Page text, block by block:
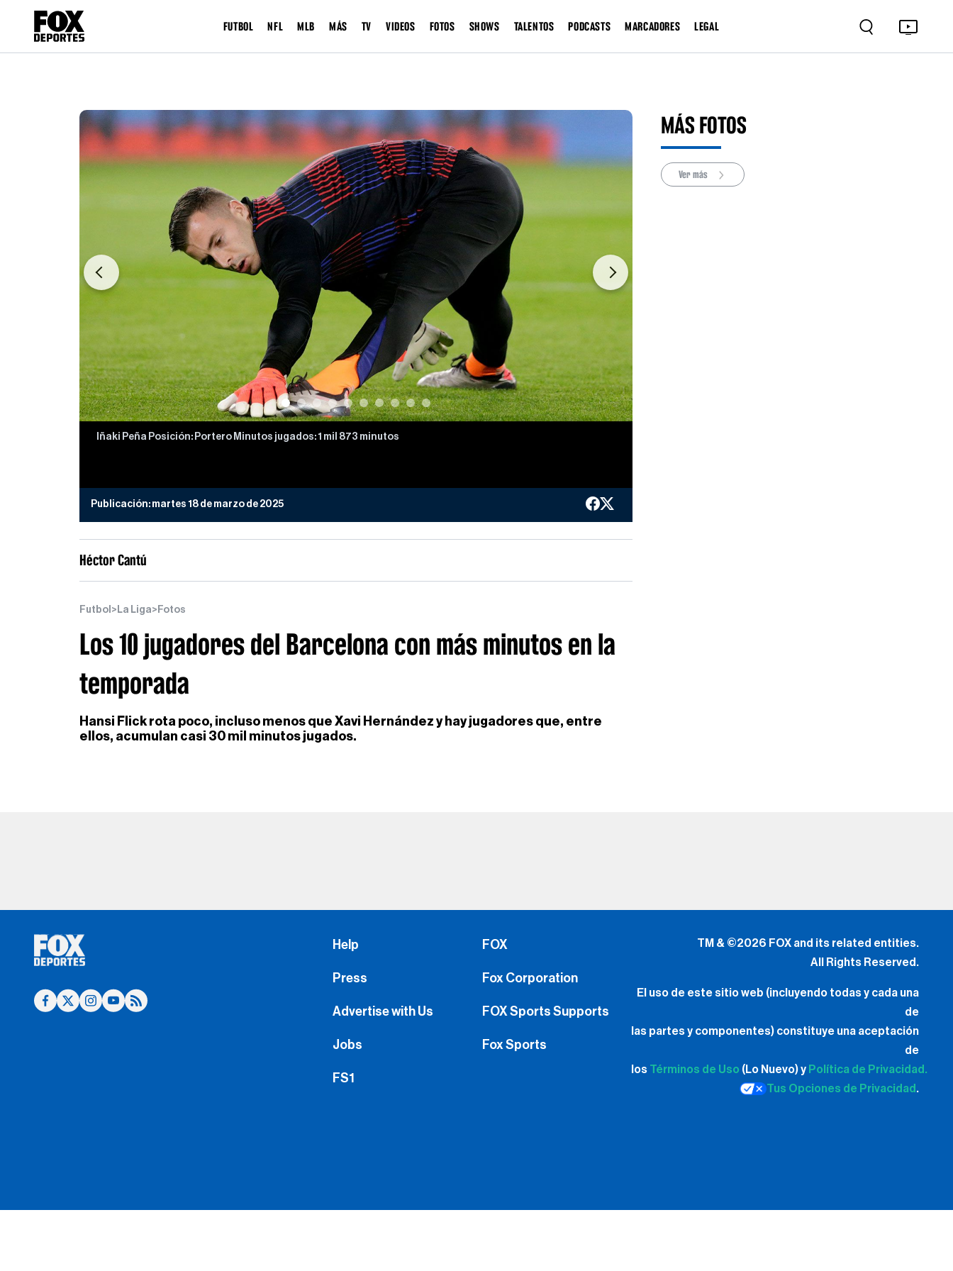
FUTBOL NFL MLB MÁS TV VIDEOS FOTOS SHOWS TALENTOS PODCASTS MARCADORES LEGAL
Previous Next
Iñaki Peña Posición: Portero Minutos jugados: 1 mil 873 minutos
Publicación: martes 18 de marzo de 2025
Héctor Cantú
Futbol > La Liga> Fotos
Los 10 jugadores del Barcelona con más minutos en la
temporada
Hansi Flick rota poco, incluso menos que Xavi Hernández y hay jugadores que, entre
ellos, acumulan casi 30 mil minutos jugados.
MÁS FOTOS
Ver más
Help
Press
Advertise with Us
Jobs
FS1
FOX
Fox Corporation
FOX Sports Supports
Fox Sports
TM & ©2026 FOX and its related entities.
All Rights Reserved.
El uso de este sitio web (incluyendo todas y cada una
de
las partes y componentes) constituye una aceptación
de
los Términos de Uso (Lo Nuevo) y Política de Privacidad.
Tus Opciones de Privacidad .